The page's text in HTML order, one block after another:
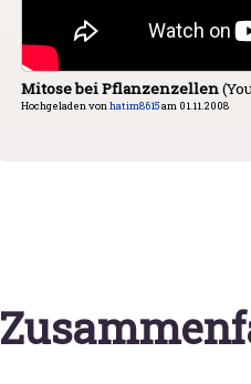
Mitose bei Pflanzenzellen
Hochgeladen vonhatim8615am 01.11.2008